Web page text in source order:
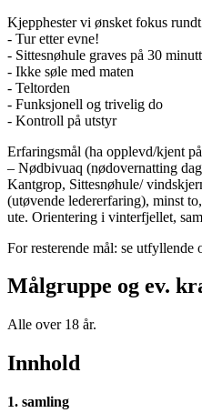
Kjepphester vi ønsket fokus
- Tur etter evne!
- Sittesnøhule graves på 30
- Ikke søle med maten
- Teltorden
- Funksjonell og trivelig do
- Kontroll på utstyr
Erfaringsmål (ha opplevd/kjent
– Nødbivuaq (nødovernatting
Kantgrop, Sittesnøhule/
(utøvende ledererfaring), minst
ute. Orientering i vinterfjellet,
For resterende mål: se utfyllende
Målgruppe og ev.
Alle over 18 år.
Innhold
1. samling